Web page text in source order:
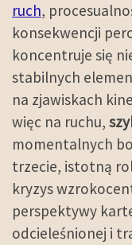
ruch,
konsekwencji
koncentruje się
stabilnych
na zjawiskach
więc na ruchu,
momentalnych
trzecie, istotną
kryzys
perspektywy
odcieleśnionej i